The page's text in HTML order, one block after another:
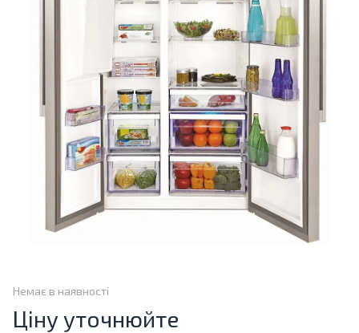
Немає в наявності
Ціну уточнюйте